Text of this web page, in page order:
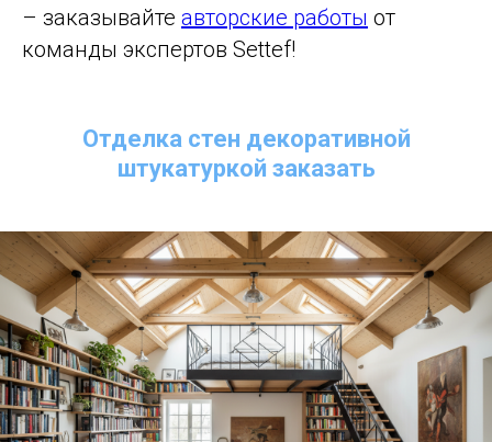
– заказывайте авторские работы от
команды экспертов Settef!
Отделка стен декоративной
штукатуркой заказать